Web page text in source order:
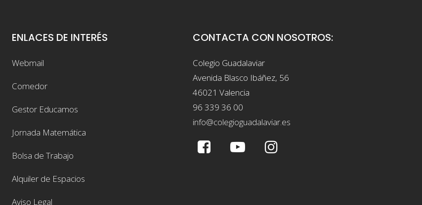
ENLACES DE INTERÉS
Webmail
Comedor
Gestor Educamos
Jornada Matemática
Bolsa de Trabajo
Alquiler de Espacios
Aviso Legal
CONTACTA CON NOSOTROS:
Colegio Guadalaviar
Avenida Blasco Ibáñez, 56
46021 Valencia
96 339 36 00
info@colegioguadalaviar.es